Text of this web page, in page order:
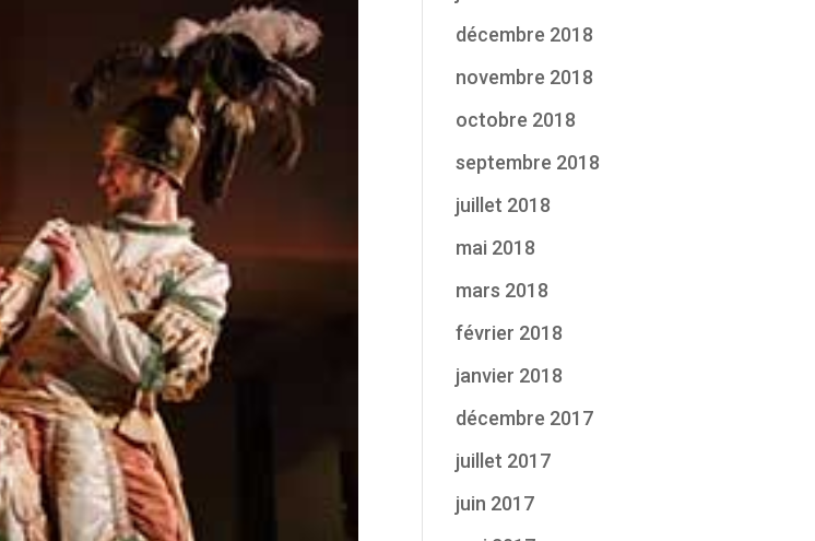
décembre 2018
novembre 2018
octobre 2018
septembre 2018
juillet 2018
mai 2018
mars 2018
février 2018
janvier 2018
décembre 2017
juillet 2017
juin 2017